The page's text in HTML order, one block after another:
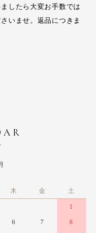
したら大変お手数では
いませ。返品につきま
木 金 土
1
6 7 8